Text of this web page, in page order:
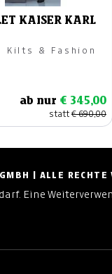
KAISER KARL
ab nur € 345,00
statt€ 690,00
| ALLE RECHTE
Eine